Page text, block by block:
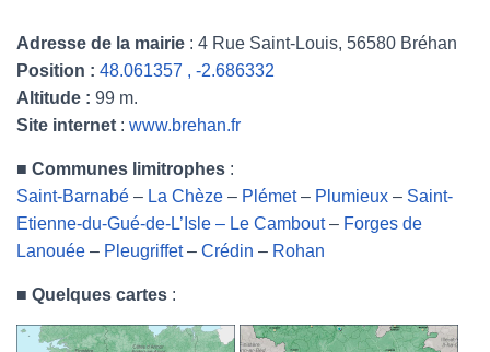
Adresse de la mairie : 4 Rue Saint-Louis, 56580 Bréhan
Position : 48.061357 , -2.686332
Altitude : 99 m.
Site internet : www.brehan.fr
■ Communes limitrophes :
Saint-Barnabé – La Chèze – Plémet– Plumieux – Saint-
Etienne-du-Gué-de-L’Isle – Le Cambout– Forges de
Lanouée – Pleugriffet– Crédin – Rohan
■ Quelques cartes :